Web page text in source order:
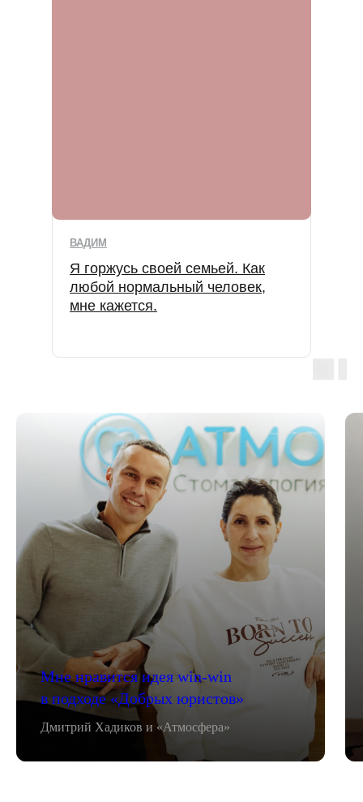
Я горжусь своей семьей. Как
любой нормальный человек,
мне кажется.
ВАДИМ
Мне нравится идея win-win
в подходе «Добрых юристов»
Дмитрий Хадиков и «Атмосфера»